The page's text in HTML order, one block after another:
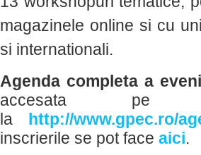
magazinele online si cu
si internationali.
Agenda completa a
accesata pe
la http://www.gpec.ro/
inscrierile se pot face aici.